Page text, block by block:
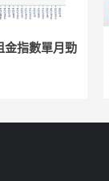
金指數單月勁